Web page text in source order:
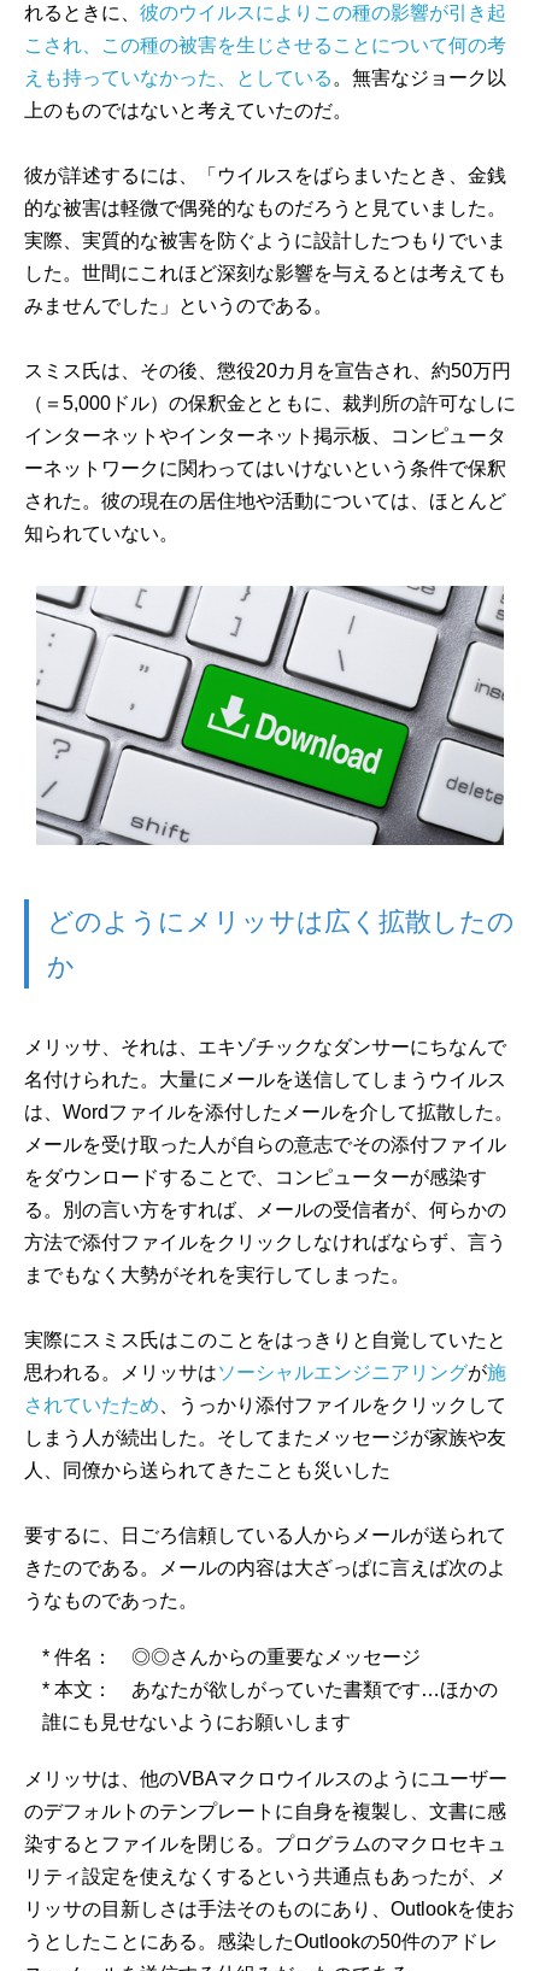
れるときに、 彼のウイルスによりこの種の影響が引き起
こされ、この種の被害を生じさせることについて何の考
えも持っていなかった、としている 。無害なジョーク以
上のものではないと考えていたのだ。
彼が詳述するには、「ウイルスをばらまいたとき、金銭
的な被害は軽微で偶発的なものだろうと見ていました。
実際、実質的な被害を防ぐように設計したつもりでいま
した。世間にこれほど深刻な影響を与えるとは考えても
みませんでした」というのである。
スミス氏は、その後、懲役20カ月を宣告され、約50万円
（＝5,000ドル）の保釈金とともに、裁判所の許可なしに
インターネットやインターネット掲示板、コンピュータ
ーネットワークに関わってはいけないという条件で保釈
された。彼の現在の居住地や活動については、ほとんど
知られていない。
どのようにメリッサは広く拡散したの
か
メリッサ、それは、エキゾチックなダンサーにちなんで
名付けられた。大量にメールを送信してしまうウイルス
は、Wordファイルを添付したメールを介して拡散した。
メールを受け取った人が自らの意志でその添付ファイル
をダウンロードすることで、コンピューターが感染す
る。別の言い方をすれば、メールの受信者が、何らかの
方法で添付ファイルをクリックしなければならず、言う
までもなく大勢がそれを実行してしまった。
実際にスミス氏はこのことをはっきりと自覚していたと
思われる。メリッサはソーシャルエンジニアリングが施
されていたため 、うっかり添付ファイルをクリックして
しまう人が続出した。そしてまたメッセージが家族や友
人、同僚から送られてきたことも災いした
要するに、日ごろ信頼している人からメールが送られて
きたのである。メールの内容は大ざっぱに言えば次のよ
うなものであった。
* 件名： ◎◎さんからの重要なメッセージ
* 本文： あなたが欲しがっていた書類です…ほかの
誰にも見せないようにお願いします
メリッサは、他のVBAマクロウイルスのようにユーザー
のデフォルトのテンプレートに自身を複製し、文書に感
染するとファイルを閉じる。プログラムのマクロセキュ
リティ設定を使えなくするという共通点もあったが、メ
リッサの目新しさは手法そのものにあり、Outlookを使お
うとしたことにある。感染したOutlookの50件のアドレ